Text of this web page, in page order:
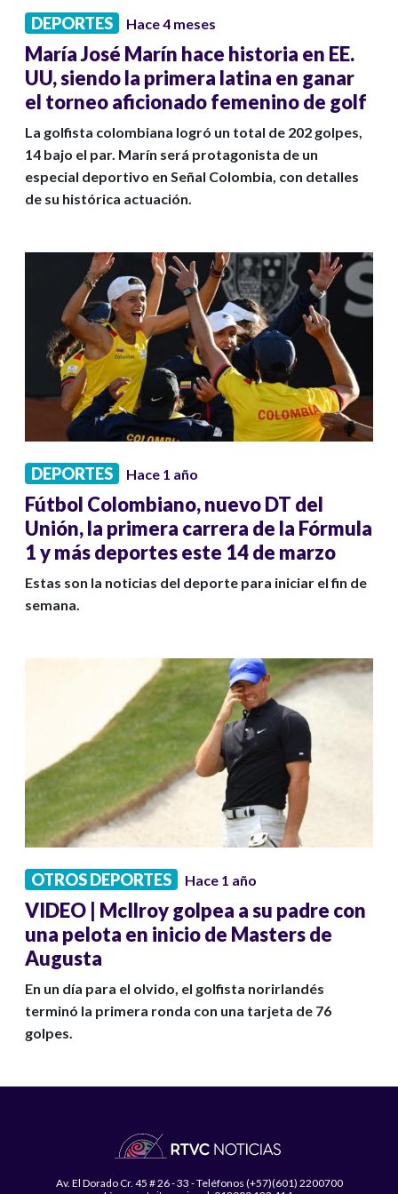
DEPORTES Hace 4 meses
María José Marín hace historia en EE.
UU, siendo la primera latina en ganar
el torneo aficionado femenino de golf
La golfista colombiana logró un total de 202 golpes,
14 bajo el par. Marín será protagonista de un
especial deportivo en Señal Colombia, con detalles
de su histórica actuación.
DEPORTES Hace 1 año
Fútbol Colombiano, nuevo DT del
Unión, la primera carrera de la Fórmula
1 y más deportes este 14 de marzo
Estas son la noticias del deporte para iniciar el fin de
semana.
OTROS DEPORTES Hace 1 año
VIDEO | McIlroy golpea a su padre con
una pelota en inicio de Masters de
Augusta
En un día para el olvido, el golfista norirlandés
terminó la primera ronda con una tarjeta de 76
golpes.
Av. El Dorado Cr. 45 # 26 - 33 - Teléfonos (+57)(601) 2200700